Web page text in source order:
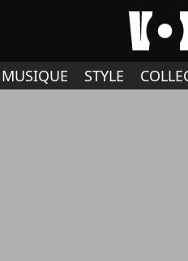
MUSIQUE STYLE